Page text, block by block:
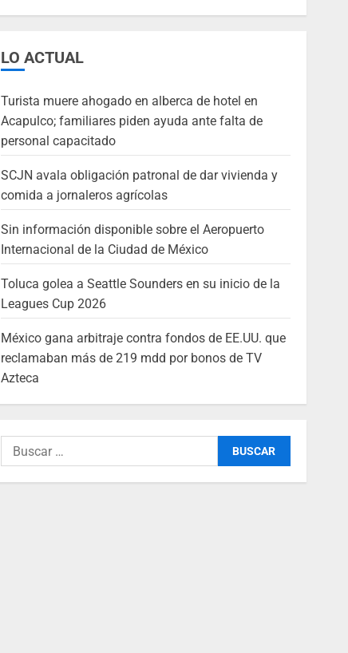
LO ACTUAL
Turista muere ahogado en alberca de hotel en
Acapulco; familiares piden ayuda ante falta de
personal capacitado
SCJN avala obligación patronal de dar vivienda y
comida a jornaleros agrícolas
Sin información disponible sobre el Aeropuerto
Internacional de la Ciudad de México
Toluca golea a Seattle Sounders en su inicio de la
Leagues Cup 2026
México gana arbitraje contra fondos de EE.UU. que
reclamaban más de 219 mdd por bonos de TV
Azteca